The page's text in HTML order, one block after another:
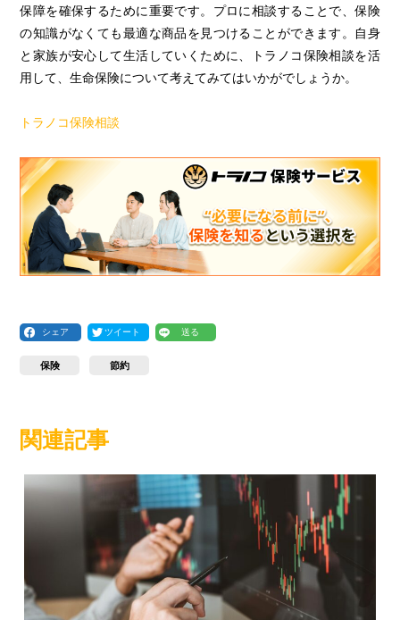
保障を確保するために重要です。プロに相談することで、保険
の知識がなくても最適な商品を見つけることができます。自身
と家族が安心して生活していくために、トラノコ保険相談を活
用して、生命保険について考えてみてはいかがでしょうか。
トラノコ保険相談
シェア ツイート 送る
保険 節約
関連記事